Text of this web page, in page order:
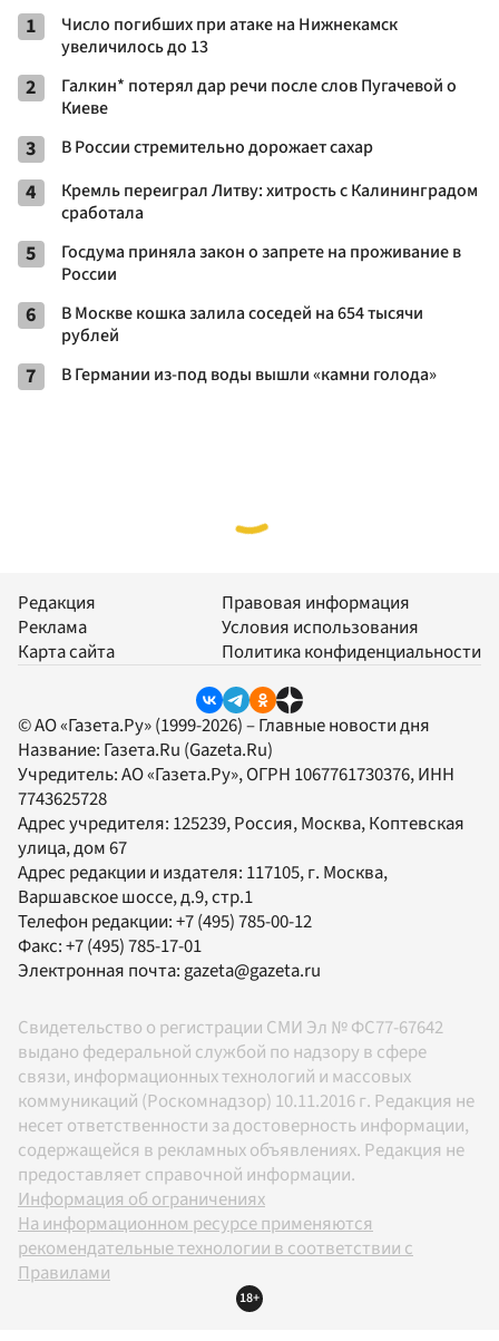
1
Число погибших при атаке на Нижнекамск
увеличилось до 13
2
Галкин* потерял дар речи после слов Пугачевой о
Киеве
3 В России стремительно дорожает сахар
4
Кремль переиграл Литву: хитрость с Калининградом
сработала
5
Госдума приняла закон о запрете на проживание в
России
6
В Москве кошка залила соседей на 654 тысячи
рублей
7 В Германии из-под воды вышли «камни голода»
Редакция
Реклама
Карта сайта
Правовая информация
Условия использования
Политика конфиденциальности
© АО «Газета.Ру» (1999-2026) – Главные новости дня
Название: Газета.Ru (Gazeta.Ru)
Учредитель:АО «Газета.Ру», ОГРН 1067761730376, ИНН
7743625728
Адрес учредителя: 125239, Россия, Москва, Коптевская
улица, дом 67
Адрес редакции и издателя: 117105, г. Москва,
Варшавское шоссе, д.9, стр.1
Телефон редакции:+7 (495) 785-00-12
Факс:+7 (495) 785-17-01
Электронная почта:gazeta@gazeta.ru
Свидетельство о регистрации СМИ Эл № ФС77-67642
выдано федеральной службой по надзору в сфере
связи, информационных технологий и массовых
коммуникаций (Роскомнадзор) 10.11.2016 г. Редакция не
несет ответственности за достоверность информации,
содержащейся в рекламных объявлениях. Редакция не
предоставляет справочной информации.
Информация об ограничениях
На информационном ресурсе применяются
рекомендательные технологии в соответствии с
Правилами
18+